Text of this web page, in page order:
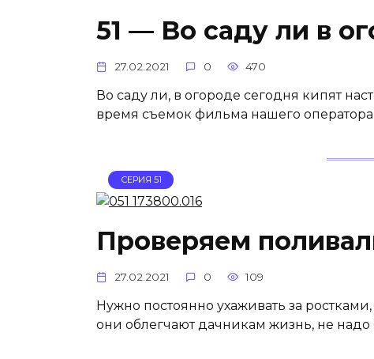
51 — Во саду ли в
27.02.2021 0 470
Во саду ли, в огороде сегодня кипят
время съемок фильма нашего
СЕРИЯ 51
Проверяем
27.02.2021 0 109
Нужно постоянно ухаживать за
они облегчают дачникам жизнь, не надо